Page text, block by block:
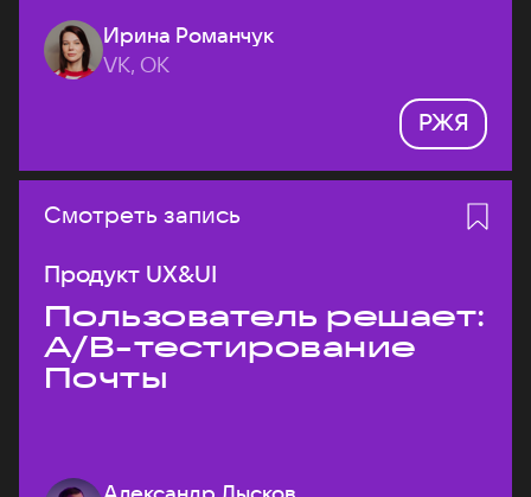
Ирина Романчук
VK, ОК
РЖЯ
Смотреть запись
Продукт UX&UI
Пользователь решает:
A/B-тестирование
Почты